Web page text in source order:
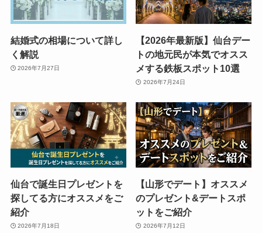
結婚式の相場について詳し
く解説
2026年7月27日
【2026年最新版】仙台デー
トの地元民が本気でオスス
メする鉄板スポット10選
2026年7月24日
仙台で誕生日プレゼントを
探してる方にオススメをご
紹介
2026年7月18日
【山形でデート】オススメ
のプレゼント&デートスポ
ットをご紹介
2026年7月12日